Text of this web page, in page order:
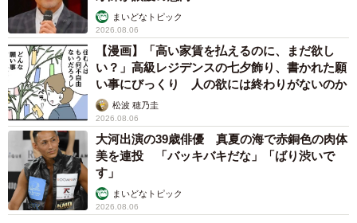
まいどなトピック
2026.08.06
【漫画】「高い家賃を払えるのに、まだ欲し
い？」高級レジデンスの七夕飾り、書かれた願
い事にびっくり 人の欲には終わりがないのか
松波 穂乃圭
2026.08.06
大河出演の39歳俳優 真夏の海で赤銅色の肉体
美を連投 「バッキバキだな」「ばり渋いで
す」
まいどなトピック
2026.08.06